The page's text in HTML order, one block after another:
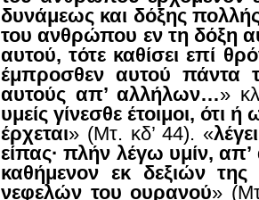
δυνάμεως και δόξης
του ανθρώπου εν τη δόξη
αυτού, τότε καθίσει επί
έμπροσθεν αυτού πάντα
αυτούς απ’ αλλήλων…»
υμείς γίνεσθε έτοιμοι,
έρχεται» (Μτ. κδ’ 44). «
είπας· πλήν λέγω υμίν,
καθήμενον εκ δεξιών
νεφελών του ουρανού»